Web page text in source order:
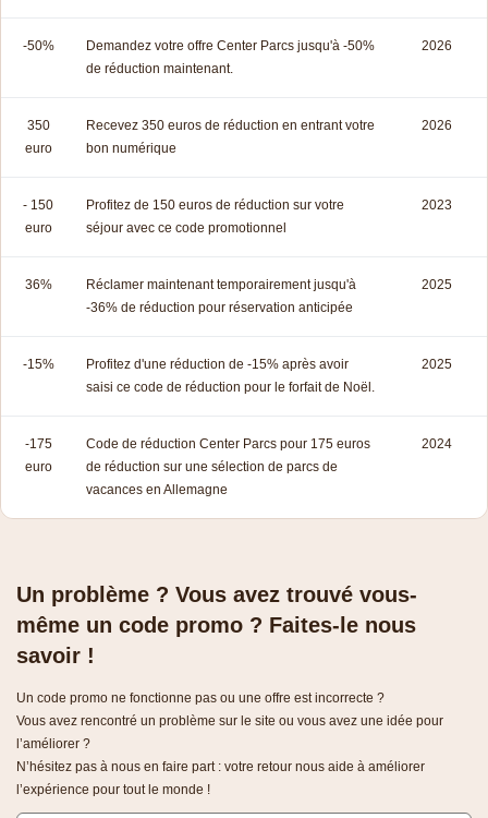
-50%
Demandez votre offre Center Parcs jusqu'à -50%
de réduction maintenant.
2026
350
euro
Recevez 350 euros de réduction en entrant votre
bon numérique
2026
- 150
euro
Profitez de 150 euros de réduction sur votre
séjour avec ce code promotionnel
2023
36%
Réclamer maintenant temporairement jusqu'à
-36% de réduction pour réservation anticipée
2025
-15%
Profitez d'une réduction de -15% après avoir
saisi ce code de réduction pour le forfait de Noël.
2025
-175
euro
Code de réduction Center Parcs pour 175 euros
de réduction sur une sélection de parcs de
vacances en Allemagne
2024
Un problème ? Vous avez trouvé vous-
même un code promo ? Faites-le nous
savoir !
Un code promo ne fonctionne pas ou une offre est incorrecte ?
Vous avez rencontré un problème sur le site ou vous avez une idée pour
l’améliorer ?
N’hésitez pas à nous en faire part : votre retour nous aide à améliorer
l’expérience pour tout le monde !